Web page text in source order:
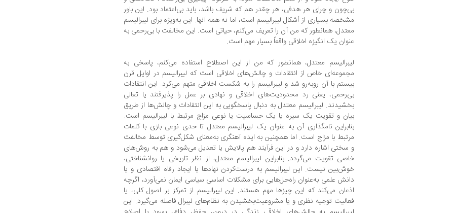
بی‌چون و چرای هر هدفی، هر چقدر هم که شریف باشد، باید بی‌اعتماد بود. این باور
مشخصه بسیاری از اَشکال لیبرالیسم است، اما نه همه آنها. این به‌ویژه برای لیبرالیسم
معتدل، همانطور که من آن را تعریف می‌کنم، حیاتی است. این مخالفت با بی‌رحمی به
عنوان یک انگیزه اخلاقی واقعاً بسیار مهم است.
لیبرالیسم معتدل، همانطور که من از این اصطلاح استفاده می‌کنم، پاسخی به
مجموعه‌ای خاص از انتقادات و چالش‌های اخلاقی است که لیبرالیسم در اوایل قرن
بیستم با آن روبه‌رو شد و لیبرالیسم را به شکست اخلاقی متهم می‌کرد. این انتقادات
بی‌رحمی، یعنی رد محدودیت‌های اخلاقی و نهادی بر عمل را پذیرفتند یا تعالی
بخشیدند. لیبرالیسم معتدل به دنبال پاسخگویی به این انتقادات و چالش‌ها از طریق
بیان و تقویت یک سیره یا یک حساسیت یا نوعی مزاج مرتبط با لیبرالیسم است.
بنابراین نامگذاری آن به عنوان یک لیبرالیسم معتدل تا حدی نوعی بازی با کلمات
مرتبط با مزاج است. اما همچنین به ایده آهنگری به‌معنای شکل‌گیری توسط مخالفت
و سختی اشاره دارد و در این فرآیند هم پالایش یا تعدیل می‌شود و هم به روش‌های
خاصی تقویت می‌گردد. بنابراین لیبرالیسم معتدل، از نظر تاریخی یا روانشناختی،
خوش‌بین نیست. این لیبرالیسم به درست‌کردن نهادها یا ایجاد رفاه اقتصادی و یا
دانش علمی به‌عنوان راه‌حل‌هایی برای مشکلات اساسی سیاسی ایمان نمی‌آورد، اگرچه
اذعان می‌کند که این چیزها مهم هستند. این لیبرالیسم از تمرکز بر اصول کلی، یا
فعالیت توجیه نظری و یا مشروعیت‌بخشیدن به نظام‌های لیبرال فاصله می‌گیرد. این